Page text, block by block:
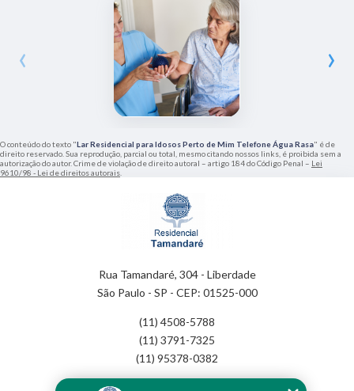
‹ ›
O conteúdo do texto "Lar Residencial para Idosos Perto de Mim Telefone Água Rasa" é de
direito reservado. Sua reprodução, parcial ou total, mesmo citando nossos links, é proibida sem a
autorização do autor. Crime de violação de direito autoral – artigo 184 do Código Penal – Lei
9610/98 - Lei de direitos autorais
Rua Tamandaré, 304 - Liberdade
São Paulo - SP - CEP: 01525-000
(11) 4508-5788
(11) 3791-7325
(11) 95378-0382